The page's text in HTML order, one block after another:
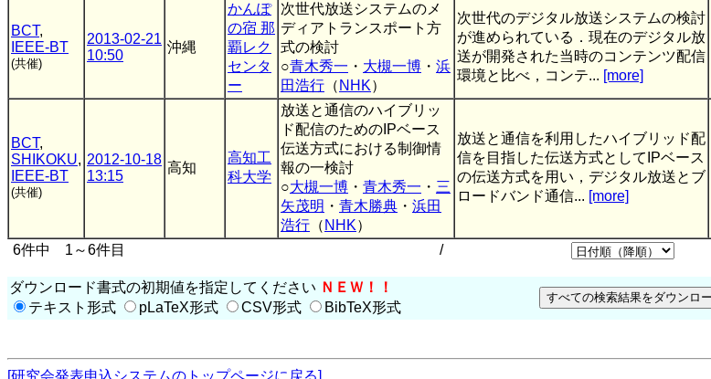
BCT,
IEEE-BT
(共催)
2013-02-21
10:50
沖縄
かんぽ
の宿 那
覇レク
センタ
ー
次世代放送システムのメ
ディアトランスポート方
式の検討
○青木秀一 ・ 大槻一博 ・ 浜
田浩行 （ NHK）
次世代のデジタル放送システムの検討
が進められている．現在のデジタル放
送が開発された当時のコンテンツ配信
環境と比べ，コンテ... [more]
BCT,
SHIKOKU,
IEEE-BT
(共催)
2012-10-18
13:15
高知
高知工
科大学
放送と通信のハイブリッ
ド配信のためのIPベース
伝送方式における制御情
報の一検討
○大槻一博 ・ 青木秀一 ・ 三
矢茂明 ・ 青木勝典 ・ 浜田
浩行 （ NHK）
放送と通信を利用したハイブリッド配
信を目指した伝送方式としてIPベース
の伝送方式を用い，デジタル放送とブ
ロードバンド通信... [more]
6件中 1～6件目 /
ダウンロード書式の初期値を指定してください ＮＥＷ！！
テキスト形式
pLaTeX形式 CSV形式 BibTeX形式
[研究会発表申込システムのトップページに戻る]